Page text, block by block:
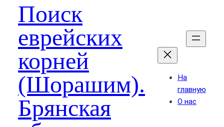
Поиск
еврейских
корней
(Шорашим).
Брянская
На
главную
О нас